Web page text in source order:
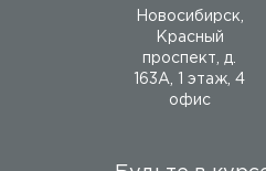
Новосибирск,
Красный
проспект, д.
163А, 1 этаж, 4
офис